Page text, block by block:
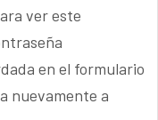
ver este
en el formulario
nuevamente a